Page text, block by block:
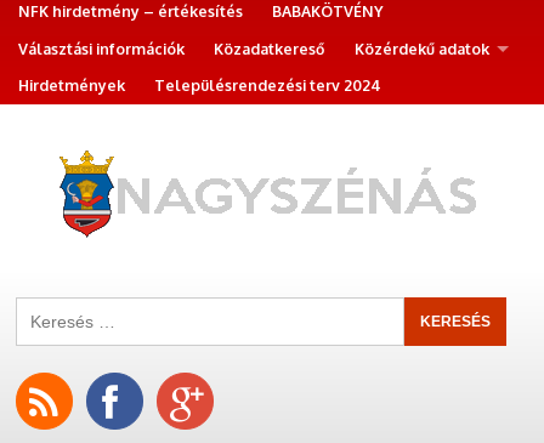
NFK hirdetmény – értékesítés
BABAKÖTVÉNY
Választási információk
Közadatkereső
Közérdekű adatok
Hirdetmények
Településrendezési terv 2024